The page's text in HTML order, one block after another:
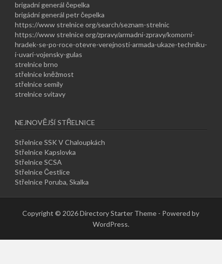
brigadní generál čepelka
brigádní generál petr čepelka
https://www strelnice org/search/seznam-strelnic
https://www strelnice org/zpravy/armadni-zpravy/komorni-
hradek-se-po-roce-otevre-verejnosti-armada-ukaze-techniku-
i-uvari-vojensky-gulas
strelnice brno
střelnice kněžmost
střelnice semily
strelnice svitavy
NEJNOVĚJŠÍ STŘELNICE
Střelnice SSK V Chaloupkách
Střelnice Kapslovka
Střelnice SCSA
Střelnice Čestlice
Střelnice Poruba, Skalka
Copyright © 2026 Directory Starter Theme - Powered by
WordPress.